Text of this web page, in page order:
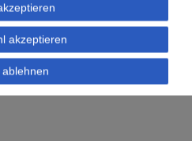
Sternenlumen gegen
gängige Sauerstoffsysteme
akzeptieren
ablehnen